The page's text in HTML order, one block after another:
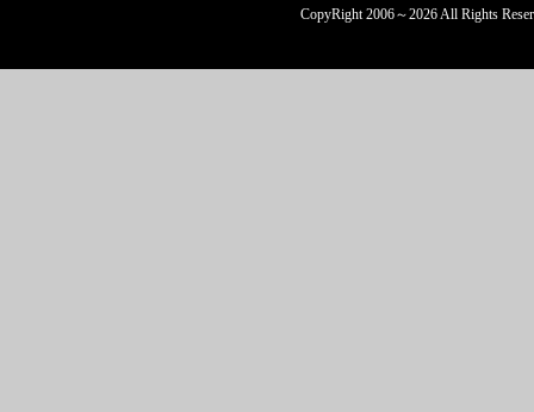
CopyRight 2006～2026 All Rights